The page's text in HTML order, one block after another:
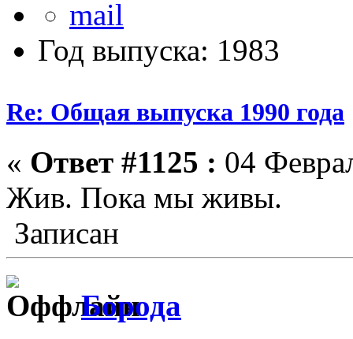
Год выпуска: 1983
Re: Общая выпуска 1990 года
« Ответ #1125 : 04
Жив. Пока мы живы.
Записан
Борода